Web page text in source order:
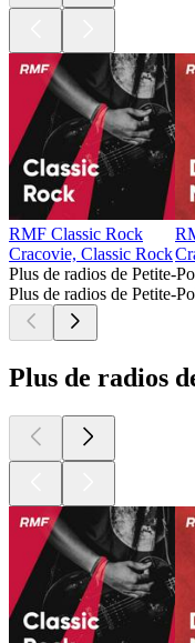
RMF Classic Rock
Cracovie, Classic Rock
Plus de radios de Petite-
Plus de radios de Petite-
Plus de radios